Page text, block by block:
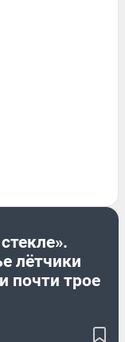
лётчики
почти трое